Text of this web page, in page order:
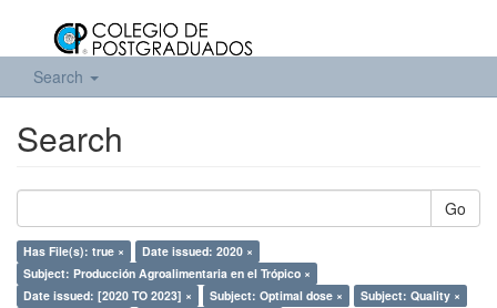
Search
Search
Go
Has File(s): true ×
Date issued: 2020 ×
Subject: Producción Agroalimentaria en el Trópico ×
Date issued: [2020 TO 2023] ×
Subject: Optimal dose ×
Subject: Quality ×